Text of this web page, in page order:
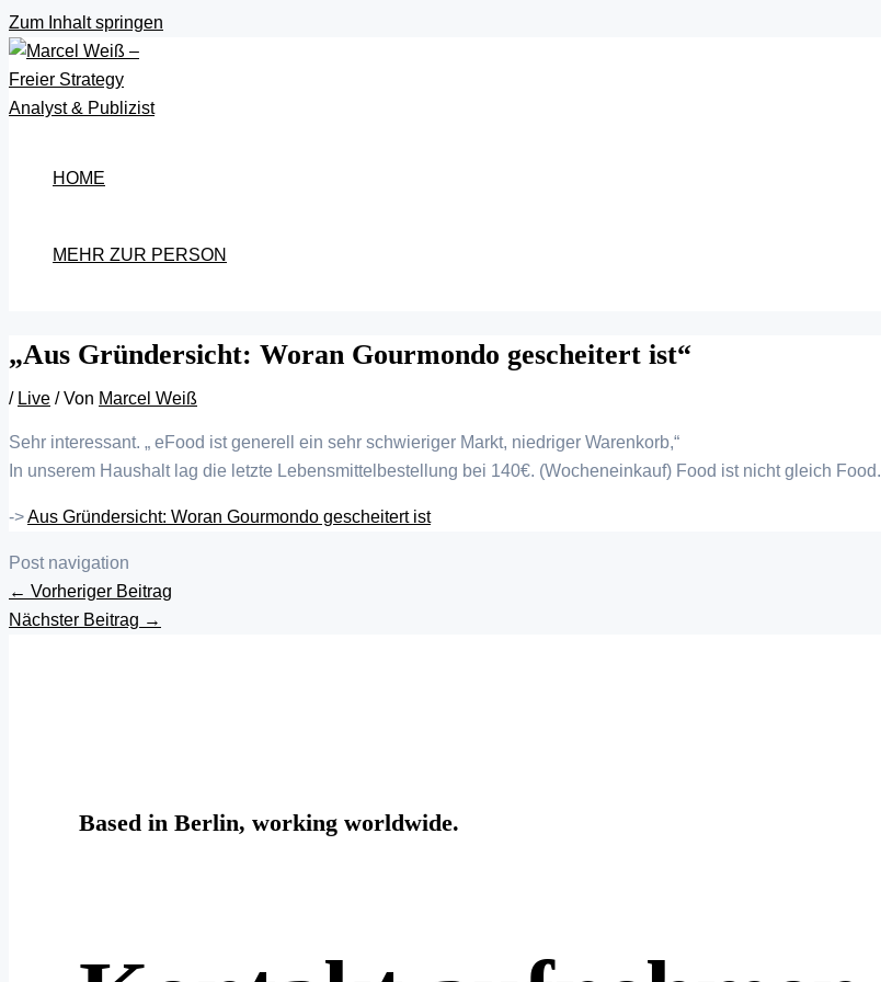
Zum Inhalt springen
HOME
MEHR ZUR PERSON
„Aus Gründersicht: Woran Gourmondo gescheitert ist“
/ Live / Von Marcel Weiß
Sehr interessant. „ eFood ist generell ein sehr schwieriger Markt, niedriger Warenkorb,“
In unserem Haushalt lag die letzte Lebensmittelbestellung bei 140€. (Wocheneinkauf) Food ist nicht gleich Food.
->Aus Gründersicht: Woran Gourmondo gescheitert ist
Post navigation
← Vorheriger Beitrag
Nächster Beitrag →
Based in Berlin, working worldwide.